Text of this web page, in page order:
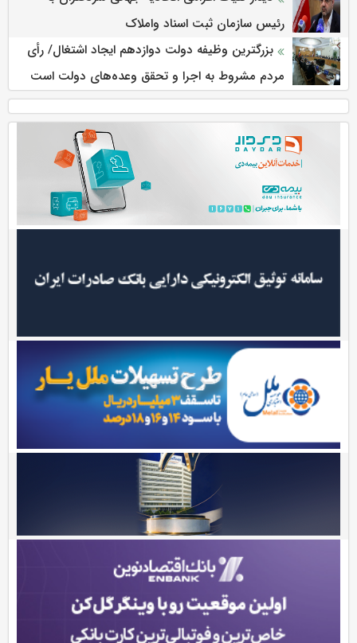
رئیس سازمان ثبت اسناد واملاک
بزرگترین وظیفه دولت دوازدهم ایجاد اشتغال/ رأی
مردم مشروط به اجرا و تحقق وعده‌های دولت است